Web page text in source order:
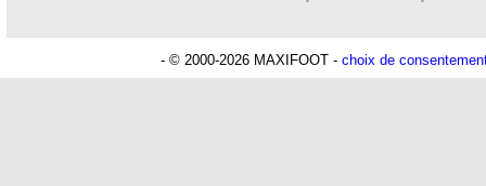
- © 2000-2026 MAXIFOOT - choix de